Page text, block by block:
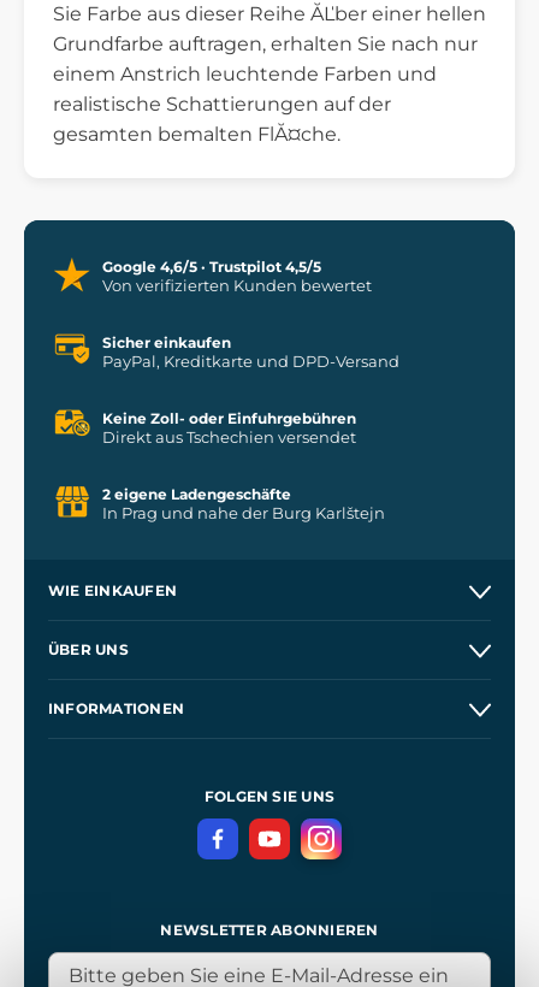
Sie Farbe aus dieser Reihe ĂĽber einer hellen
Grundfarbe auftragen, erhalten Sie nach nur
einem Anstrich leuchtende Farben und
realistische Schattierungen auf der
gesamten bemalten FlĂ¤che.
Google 4,6/5 · Trustpilot 4,5/5
Von verifizierten Kunden bewertet
Sicher einkaufen
PayPal, Kreditkarte und DPD-Versand
Keine Zoll- oder Einfuhrgebühren
Direkt aus Tschechien versendet
2 eigene Ladengeschäfte
In Prag und nahe der Burg Karlštejn
WIE EINKAUFEN
Kontakt
ÜBER UNS
INFORMATIONEN
DatenschutzerklärungFOLGEN SIE UNS
NEWSLETTER ABONNIEREN